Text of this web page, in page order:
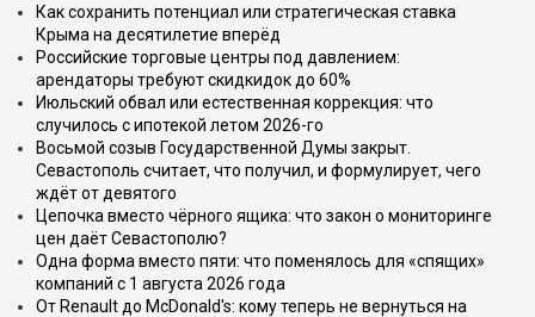
Как сохранить потенциал или стратегическая ставка
Крыма на десятилетие вперёд
Российские торговые центры под давлением:
арендаторы требуют скидкидок до 60%
Июльский обвал или естественная коррекция: что
случилось с ипотекой летом 2026-го
Восьмой созыв Государственной Думы закрыт.
Севастополь считает, что получил, и формулирует, чего
ждёт от девятого
Цепочка вместо чёрного ящика: что закон о мониторинге
цен даёт Севастополю?
Одна форма вместо пяти: что поменялось для «спящих»
компаний с 1 августа 2026 года
От Renault до McDonald's: кому теперь не вернуться на